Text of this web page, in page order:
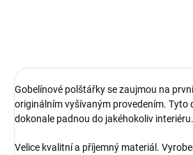
Gobelínové polštářky se zaujmou na
originálním vyšívaným provedením. Tyto
dokonale padnou do jakéhokoliv interiéru.
Velice kvalitní a příjemný materiál.